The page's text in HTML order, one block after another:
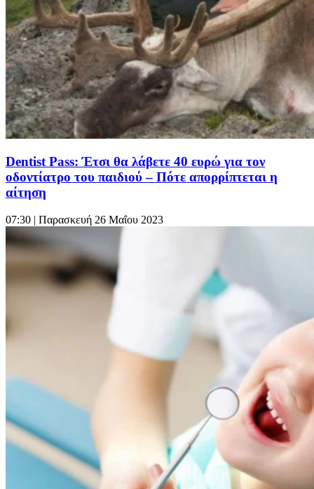
Dentist Pass: Έτσι θα λάβετε 40 ευρώ για τον
οδοντίατρο του παιδιού – Πότε απορρίπτεται η
αίτηση
07:30 | Παρασκευή 26 Μαΐου 2023